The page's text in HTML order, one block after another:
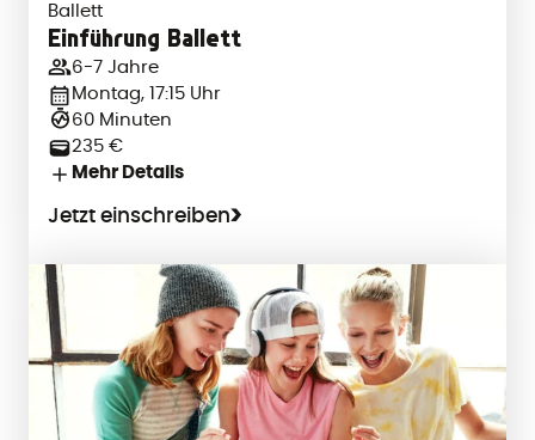
Ballett
Einführung Ballett
6-7 Jahre
Montag, 17:15 Uhr
60 Minuten
235 €
Mehr Details
Jetzt einschreiben